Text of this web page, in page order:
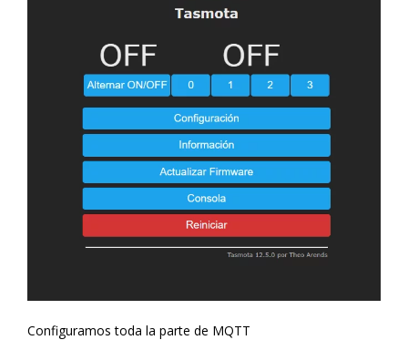
Configuramos toda la parte de MQTT